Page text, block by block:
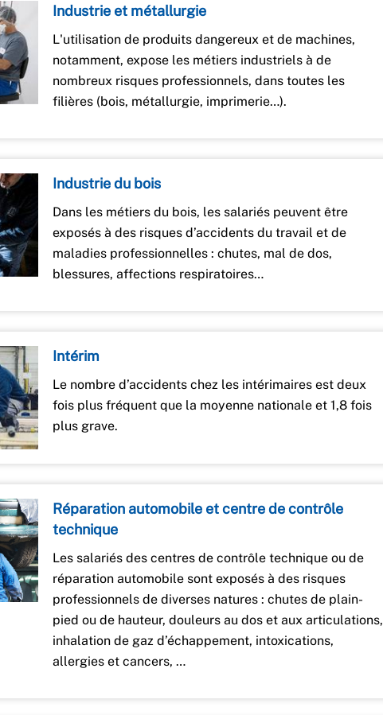
Industrie et métallurgie
L'utilisation de produits dangereux et de machines,
notamment, expose les métiers industriels à de
nombreux risques professionnels, dans toutes les
filières (bois, métallurgie, imprimerie…).
Industrie du bois
Dans les métiers du bois, les salariés peuvent être
exposés à des risques d’accidents du travail et de
maladies professionnelles : chutes, mal de dos,
blessures, affections respiratoires…
Intérim
Le nombre d’accidents chez les intérimaires est deux
fois plus fréquent que la moyenne nationale et 1,8 fois
plus grave.
Réparation automobile et centre de contrôle
technique
Les salariés des centres de contrôle technique ou de
réparation automobile sont exposés à des risques
professionnels de diverses natures : chutes de plain-
pied ou de hauteur, douleurs au dos et aux articulations,
inhalation de gaz d’échappement, intoxications,
allergies et cancers, …